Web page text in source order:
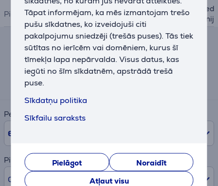
Tāpat informējam, ka mēs izmantojam trešo
pušu sīkdatnes, ko izveidojuši citi
pakalpojumu sniedzēji (trešās puses). Tās tiek
sūtītas no ierīcēm vai domēniem, kurus šī
tīmekļa lapa nepārvalda. Visus datus, kas
iegūti no šīm sīkdatnēm, apstrādā trešā
puse.
Sīkdatņu politika
Sīkfailu saraksts
Pielāgot
Noraidīt
Atļaut visu
Piederumu veids
plīts virsmu aksesuāri, pared
zēts cepeškrāsnij
Līzinga un nomas kalkulators
Aptuvens ikmēneša maksājums
Periods
6
Pirmā iemaksa
0% /